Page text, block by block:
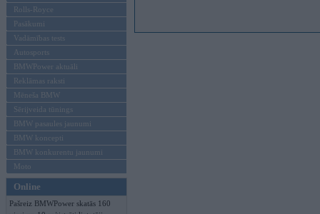
Rolls-Royce
Pasākumi
Vadāmības tests
Autosports
BMWPower aktuāli
Reklāmas raksti
Mēneša BMW
Sērijveida tūnings
BMW pasaules jaunumi
BMW koncepti
BMW konkurentu jaunumi
Moto
Online
Pašreiz BMWPower skatās 160